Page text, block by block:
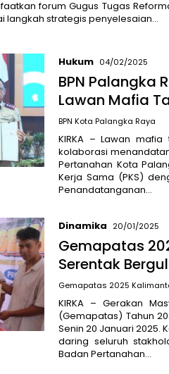
forum Gugus Tugas
langkah strategis penyelesaian…
Hukum 04/02/2025
BPN Palangka
Lawan Mafia
BPN Kota Palangka Raya
KIRKA – Lawan
kolaborasi
Pertanahan Kota
Kerja Sama (PKS)
Penandatanganan…
Dinamika 20/01/2025
Gemapatas
Serentak
Gemapatas 2025
KIRKA – Gerakan
(Gemapatas) Tahun
Senin 20 Januari 2025.
daring seluruh
Badan Pertanahan…